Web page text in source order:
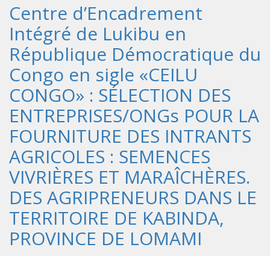
Centre d’Encadrement
Intégré de Lukibu en
République Démocratique du
Congo en sigle «CEILU
CONGO» : SÉLECTION DES
ENTREPRISES/ONGs POUR LA
FOURNITURE DES INTRANTS
AGRICOLES : SEMENCES
VIVRIÈRES ET MARAÎCHÈRES.
DES AGRIPRENEURS DANS LE
TERRITOIRE DE KABINDA,
PROVINCE DE LOMAMI